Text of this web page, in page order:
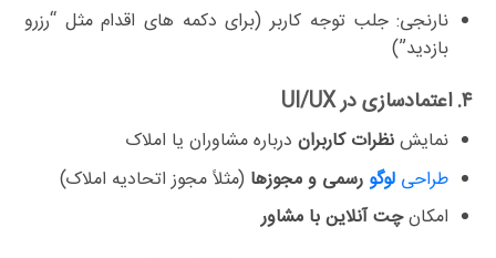
نارنجی: جلب توجه کاربر (برای دکمه های اقدام مثل “رزرو
بازدید”)
۴. اعتمادسازی در UI/UX
نمایشنظرات کاربراندرباره مشاوران یا املاک
طراحی لوگورسمی و مجوزها (مثلاً مجوز اتحادیه املاک)
امکانچت آنلاین با مشاور